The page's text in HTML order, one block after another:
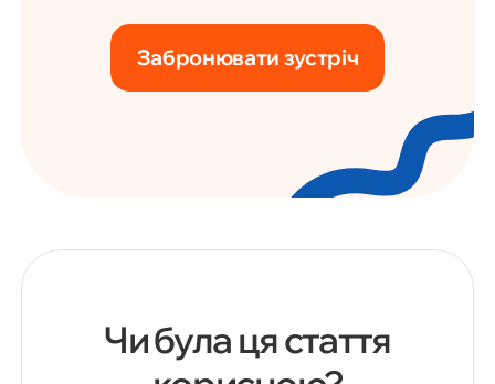
Забронювати зустріч
Чи була ця стаття